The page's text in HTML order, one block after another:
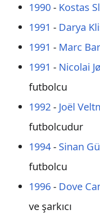
1990- Kostas
1991 - Darya
1991 - Marc
1991 - Nicolai
futbolcu
1992- Joël
futbolcudur
1994- Sinan
futbolcu
1996- Dove
ve şarkıcı